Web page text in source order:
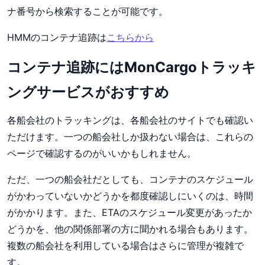
ナ番号から検索することが可能です。
HMMのコンテナ追跡はこちらから
コンテナ追跡にはMonCargoトラッキ
ングサービスがおすすめ
各船会社のトラッキングは、各船会社のサイトでも確認い
ただけます。一つの船会社しか扱わない場合は、これらの
ページで確認するのがいいかもしれません。
ただ、一つの船会社だとしても、コンテナのスケジュール
がかわっていないかどうかを都度確認しにいくのは、時間
がかかります。また、ETAのスケジュール変更があったか
どうかを、他の関係部署の方に聞かれる場合もあります。
複数の船会社を利用している場合はさらに管理が複雑で
す。